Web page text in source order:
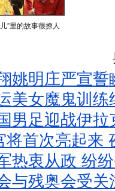
”里的故事很撩人
姚明庄严宣
美女魔鬼训
男足迎战伊
将首次亮起来
热衷从政 纷
与残奥会受